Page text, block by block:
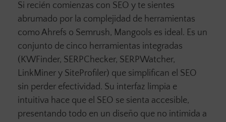
Si recién comienzas con SEO y te sientes
abrumado por la complejidad de herramientas
como Ahrefs o Semrush, Mangools es ideal. Es un
conjunto de cinco herramientas integradas
(KWFinder, SERPChecker, SERPWatcher,
LinkMiner y SiteProfiler) que simplifican el SEO
sin perder efectividad. Su interfaz limpia e
intuitiva hace que el SEO se sienta accesible,
presentando todo en un diseño que no intimida a